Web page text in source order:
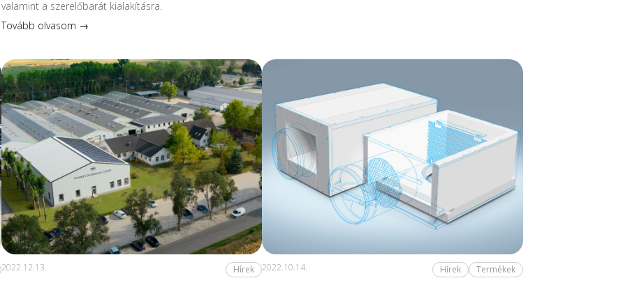
valamint a szerelőbarát kialakításra.
Tovább olvasom →
2022.12.13. Hírek 2022.10.14. Hírek Termékek